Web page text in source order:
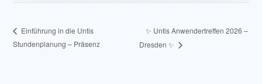
Einführung in die Untis
Stundenplanung – Präsenz
✨ Untis Anwendertreffen 2026 –
Dresden ✨